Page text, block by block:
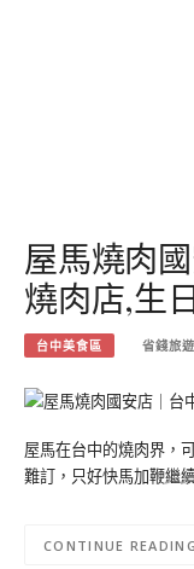
屋馬燒肉
燒肉店,生
台中美食區 省錢旅
屋馬在台中的燒肉界，
難訂，只好快馬加鞭繼
CONTINUE READING